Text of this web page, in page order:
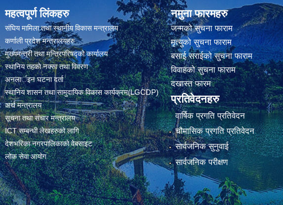
महत्वपूर्ण लिंकहरु
संघिय मामिला तथा स्थानीय विकास मन्त्रालय
कर्णाली प्रदेश मन्त्रालयहरु
मुख्यमन्त्री तथा मन्त्रिपरिषद्को कार्यालय
स्थानिय तहकाे नक्सा तथा विवरण
अनलार्इन घटना दर्ता
स्थानिय शासन तथा सामुदायिक विकास कार्यक्रम(LGCDP)
अर्थ मन्त्रालय
सूचना तथा संचार मन्त्रालय
ICT सम्बन्धी लेखहरुको लागि
देशभरिका नगरपालिकाको वेबसाइट
लोक सेवा आयोग
नमुना फारमहरु
जन्मको सुचना फाराम
मृत्युको सुचना फाराम
बसाई सराईको सुचना फाराम
विवाहको सुचना फाराम
दखास्त फारम
प्रतिवेदनहरु
वार्षिक प्रगति प्रतिवेदन
चौमासिक प्रगति प्रतिवेदन
सार्वजनिक सुनुवाई
सार्वजनिक परीक्षण